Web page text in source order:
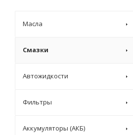
Масла
Смазки
Автожидкости
Фильтры
Аккумуляторы (АКБ)